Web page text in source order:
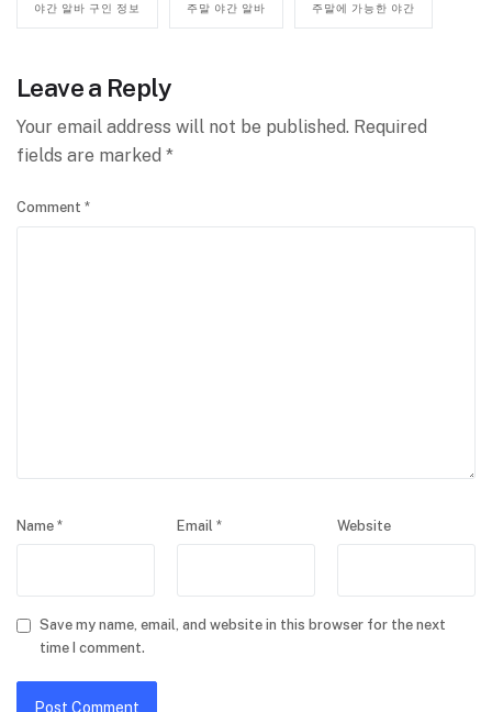
야간 알바 구인 정보 주말 야간 알바 주말에 가능한 야간
Leave a Reply
Your email address will not be published. Required
fields are marked *
Comment *
Name * Email * Website
Save my name, email, and website in this browser for the next
time I comment.